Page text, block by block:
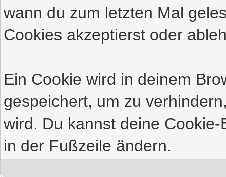
wann du zum letzten Mal
Cookies akzeptierst oder
Ein Cookie wird in deinem
gespeichert, um zu
wird. Du kannst deine
in der Fußzeile ändern.